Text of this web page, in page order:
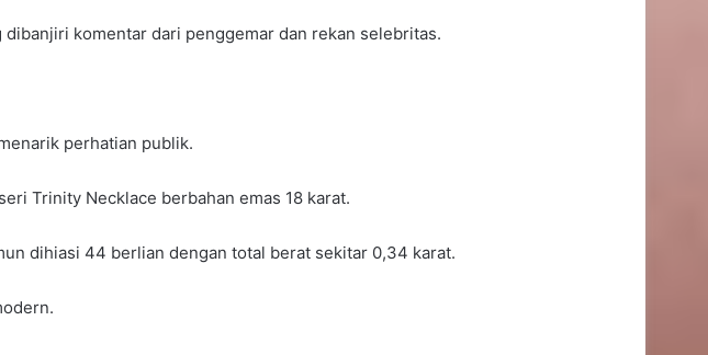
komentar dari penggemar dan rekan selebritas.
perhatian publik.
Trinity Necklace berbahan emas 18 karat.
dihiasi 44 berlian dengan total berat sekitar 0,34 karat.